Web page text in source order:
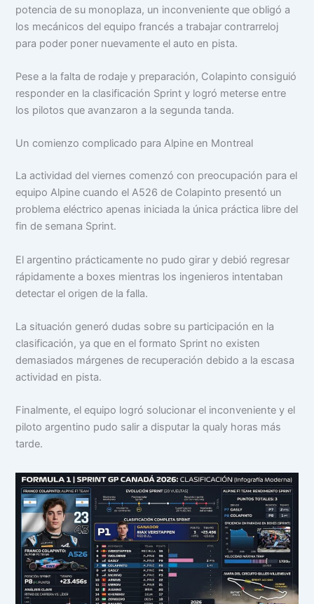
potencia de su monoplaza, un inconveniente que obligó a
los mecánicos del equipo francés a trabajar contrarreloj
para poder poner nuevamente el auto en pista.
Pese a la falta de rodaje y preparación, Colapinto consiguió
responder en la clasificación Sprint y logró meterse entre
los pilotos que avanzaron a la segunda tanda.
Un comienzo complicado para Alpine en Montreal
La actividad del viernes comenzó con preocupación para el
equipo Alpine cuando el A526 de Colapinto presentó un
problema eléctrico apenas iniciada la única práctica libre del
fin de semana Sprint.
El argentino prácticamente no pudo girar y debió regresar
rápidamente a boxes mientras los ingenieros intentaban
detectar el origen de la falla.
La situación generó dudas sobre su participación en la
clasificación, ya que en el formato Sprint no existen
demasiados márgenes de recuperación debido a la escasa
actividad en pista.
Finalmente, el equipo logró solucionar el inconveniente y el
piloto argentino pudo salir a disputar la qualy horas más
tarde.